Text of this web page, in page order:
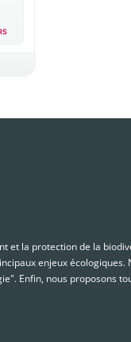
et la protection de la
enjeux
Enfin, nous proposons